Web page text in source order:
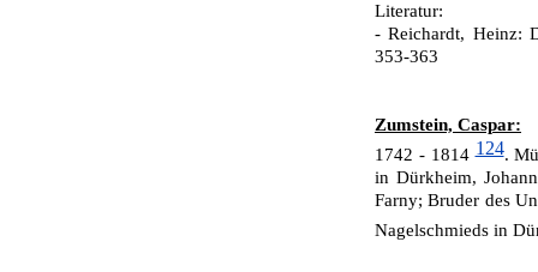
Literatur:
- Reichardt, Heinz:
353-363
Zumstein, Caspar:
1742 - 1814124.
in Dürk­heim,
Farny; Bruder des
Nagelschmieds in